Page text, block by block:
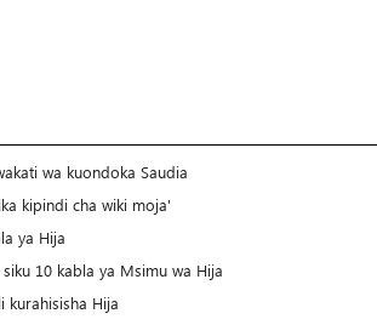
wa kuondoka Saudia
kipindi cha wiki moja'
ya Hija
10 kabla ya Msimu wa Hija
kurahisisha Hija